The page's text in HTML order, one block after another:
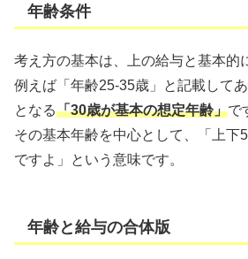
年齢条件
考え方の基本は、上の給与と基本的
例えば「年齢25-35歳」と記載して
となる「30歳が基本の想定年齢」で
その基本年齢を中心として、「上下
ですよ」という意味です。
年齢と給与の合体版